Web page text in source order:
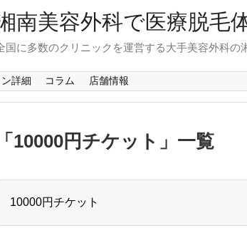
南美容外科で医療脱毛
国に多数のクリニックを運営する大手美容外科の
詳細 コラム 店舗情報
「 10000円チケット 」 一覧
10000円チケット